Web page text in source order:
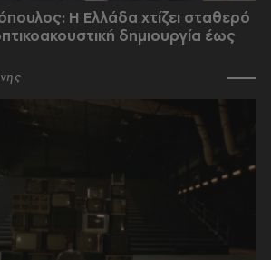
Η Ελλάδα χτίζει σταθερό
δημιουργία έως